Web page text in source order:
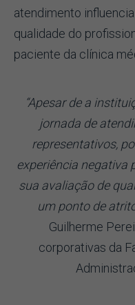
atendimento
qualidade do
paciente da clínica
“Apesar de a
jornada de
representativos,
experiência negativa
sua avaliação de
um ponto de
Guilherme
corporativas da